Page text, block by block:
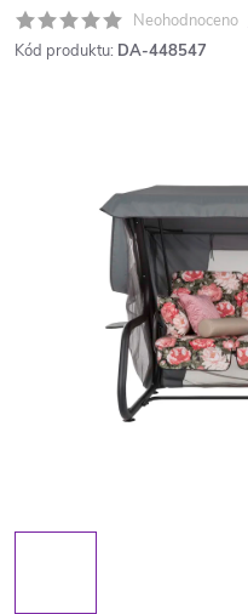
Neohodnoceno
Kód produktu: DA-448547